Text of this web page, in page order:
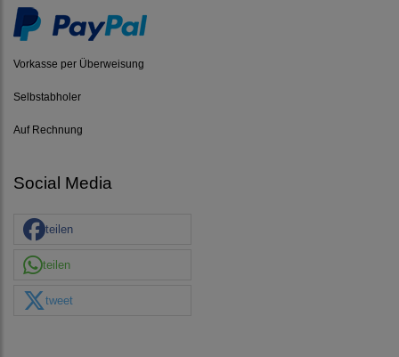
Vorkasse per Überweisung
Selbstabholer
Auf Rechnung
Social Media
teilen
teilen
tweet